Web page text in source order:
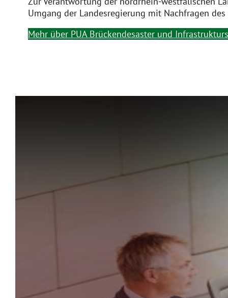
Umgang der Landesregierung mit Nachfragen
Mehr über PUA Brückendesaster und